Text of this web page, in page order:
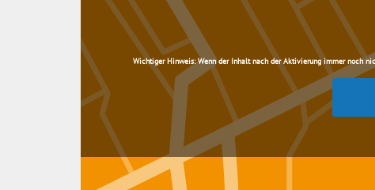
Wichtiger Hinweis:Wenn der Inhalt nach der Aktivierung immer noch